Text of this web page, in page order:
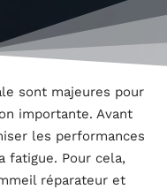
sont majeures pour
importante. Avant
les performances
Pour cela,
réparateur et